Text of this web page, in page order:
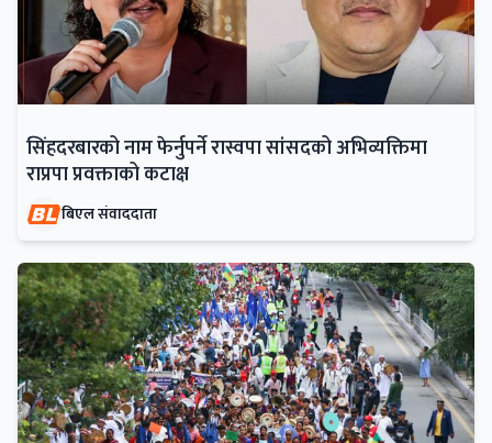
सिंहदरबारको नाम फेर्नुपर्ने रास्वपा सांसदको अभिव्यक्तिमा
राप्रपा प्रवक्ताको कटाक्ष
बिएल संवाददाता